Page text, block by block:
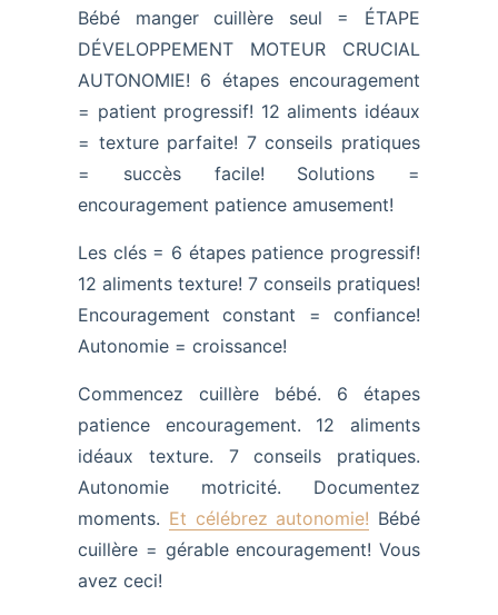
Bébé manger cuillère seul = ÉTAPE
DÉVELOPPEMENT MOTEUR CRUCIAL
AUTONOMIE! 6 étapes encouragement
= patient progressif! 12 aliments idéaux
= texture parfaite! 7 conseils pratiques
= succès facile! Solutions =
encouragement patience amusement!
Les clés = 6 étapes patience progressif!
12 aliments texture! 7 conseils pratiques!
Encouragement constant = confiance!
Autonomie = croissance!
Commencez cuillère bébé. 6 étapes
patience encouragement. 12 aliments
idéaux texture. 7 conseils pratiques.
Autonomie motricité. Documentez
moments. Et célébrez autonomie! Bébé
cuillère = gérable encouragement! Vous
avez ceci!